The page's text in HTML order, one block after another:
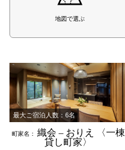
地図で選ぶ
最大ご宿泊人数：6名
町家名：
織会 – おりえ 〈一棟
貸し町家〉